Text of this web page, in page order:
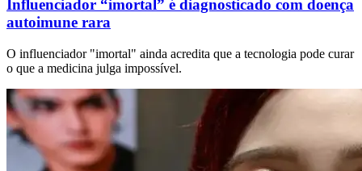
Influenciador “imortal” é diagnosticado com doença
autoimune rara
O influenciador "imortal" ainda acredita que a tecnologia pode curar
o que a medicina julga impossível.